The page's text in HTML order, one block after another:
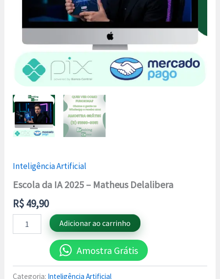
Inteligência Artificial
Escola da IA 2025 – Matheus Delalibera
R$49,90
Adicionar ao carrinho
Amostra Grátis
Categoria: Inteligência Artificial